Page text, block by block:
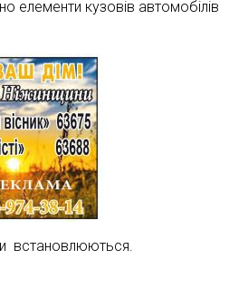
елементи кузовів автомобілів
встановлюються.